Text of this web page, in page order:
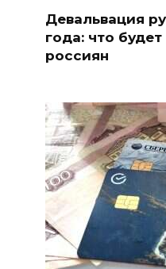
Девальвация
года: что
россиян